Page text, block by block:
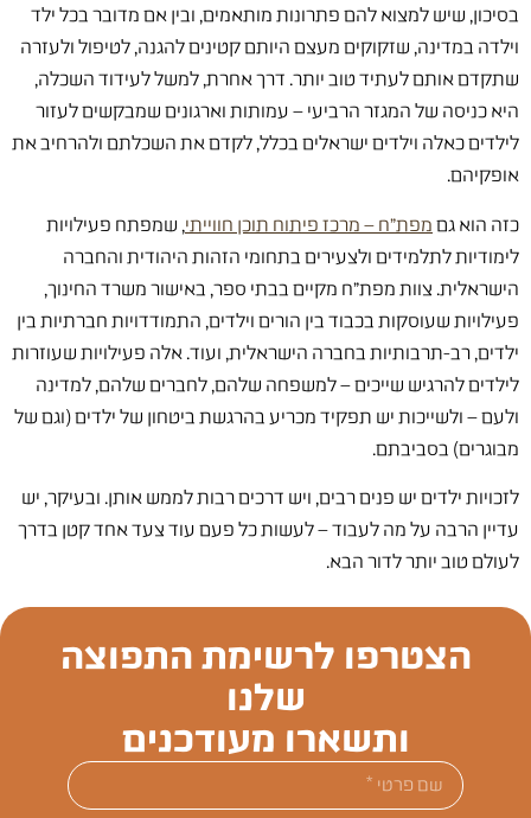
בסיכון, שיש למצוא להם פתרונות מותאמים, ובין אם מדובר בכל ילד
וילדה במדינה, שזקוקים מעצם היותם קטינים להגנה, לטיפול ולעזרה
שתקדם אותם לעתיד טוב יותר. דרך אחרת, למשל לעידוד השכלה,
היא כניסה של המגזר הרביעי – עמותות וארגונים שמבקשים לעזור
לילדים כאלה וילדים ישראלים בכלל, לקדם את השכלתם ולהרחיב את
אופקיהם.
כזה הוא גם מפת"ח – מרכז פיתוח תוכן חווייתי, שמפתח פעילויות
לימודיות לתלמידים ולצעירים בתחומי הזהות היהודית והחברה
הישראלית. צוות מפת"ח מקיים בבתי ספר, באישור משרד החינוך,
פעילויות שעוסקות בכבוד בין הורים וילדים, התמודדויות חברתיות בין
ילדים, רב-תרבותיות בחברה הישראלית, ועוד. אלה פעילויות שעוזרות
לילדים להרגיש שייכים – למשפחה שלהם, לחברים שלהם, למדינה
ולעם – ולשייכות יש תפקיד מכריע בהרגשת ביטחון של ילדים (וגם של
מבוגרים) בסביבתם.
לזכויות ילדים יש פנים רבים, ויש דרכים רבות לממש אותן. ובעיקר, יש
עדיין הרבה על מה לעבוד – לעשות כל פעם עוד צעד אחד קטן בדרך
לעולם טוב יותר לדור הבא.
הצטרפו לרשימת התפוצה
שלנו
ותשארו מעודכנים